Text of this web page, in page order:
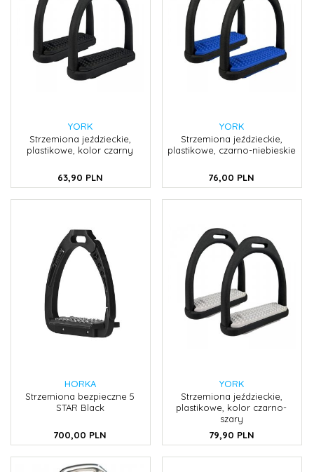
YORK
Strzemiona jeździeckie,
plastikowe, kolor czarny
63,90 PLN
YORK
Strzemiona jeździeckie,
plastikowe, czarno-niebieskie
76,00 PLN
HORKA
Strzemiona bezpieczne 5
STAR Black
700,00 PLN
YORK
Strzemiona jeździeckie,
plastikowe, kolor czarno-
szary
79,90 PLN